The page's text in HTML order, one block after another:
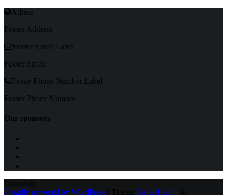
Adresa
Footer Address
Footer Email Label
Footer Email
Footer Phone Number Label
Footer Phone Number
Our sponsors
Proudly powered by WordPress
BetterHealth